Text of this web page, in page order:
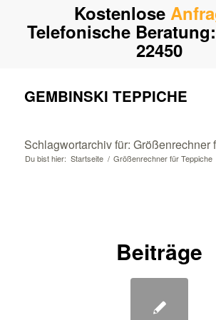
Kostenlose
Telefonische
22450
GEMBINSKI TEPPICHE
Schlagwortarchiv für: Größenrechner
Du bist hier: Startseite / Größenrechner für Teppiche
Beiträge